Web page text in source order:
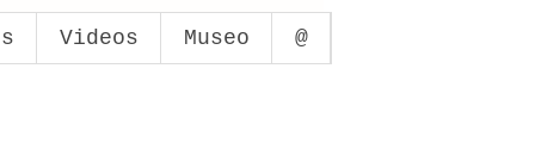
Videos Museo @